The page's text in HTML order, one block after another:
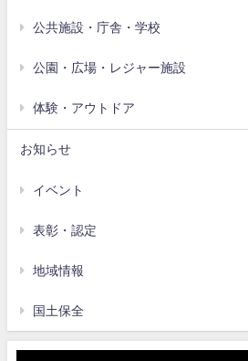
公共施設・庁舎・学校
公園・広場・レジャー施設
体験・アウトドア
お知らせ
イベント
表彰・認定
地域情報
国土保全